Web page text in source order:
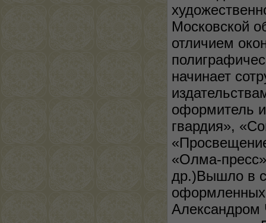
Московской
отличием
начинает
оформитель
гвардия»,
«Олма-
др.)Вышло в